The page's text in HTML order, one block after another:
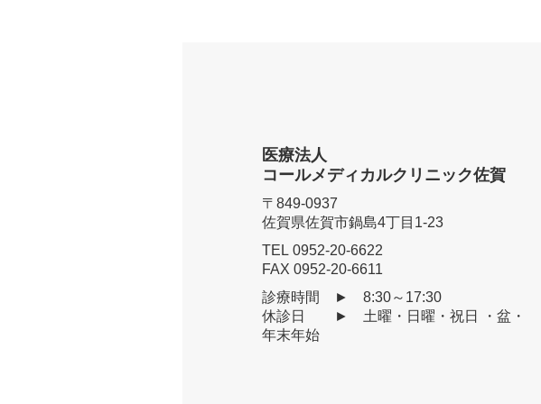
医療法人
コールメディカルクリニック佐賀
〒849-0937
佐賀県佐賀市鍋島4丁目1-23
TEL 0952-20-6622
FAX 0952-20-6611
診療時間 ► 8:30～17:30
休診日
► 土曜・日曜・祝日 ・盆・
年末年始